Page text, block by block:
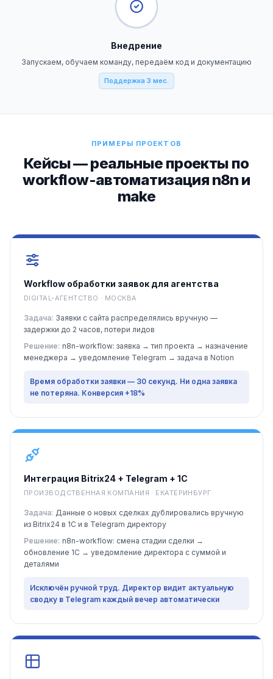
Внедрение
Запускаем, обучаем команду, передаём код и документацию
Поддержка 3 мес.
ПРИМЕРЫ ПРОЕКТОВ
Кейсы — реальные проекты по
workflow-автоматизация n8n и
make
Workflow обработки заявок для агентства
DIGITAL-АГЕНТСТВО · МОСКВА
Задача: Заявки с сайта распределялись вручную —
задержки до 2 часов, потери лидов
Решение: n8n-workflow: заявка → тип проекта → назначение
менеджера → уведомление Telegram → задача в Notion
Время обработки заявки — 30 секунд. Ни одна заявка
не потеряна. Конверсия +18%
Интеграция Bitrix24 + Telegram + 1С
ПРОИЗВОДСТВЕННАЯ КОМПАНИЯ · ЕКАТЕРИНБУРГ
Задача: Данные о новых сделках дублировались вручную
из Bitrix24 в 1С и в Telegram директору
Решение: n8n-workflow: смена стадии сделки →
обновление 1С → уведомление директора с суммой и
деталями
Исключён ручной труд. Директор видит актуальную
сводку в Telegram каждый вечер автоматически